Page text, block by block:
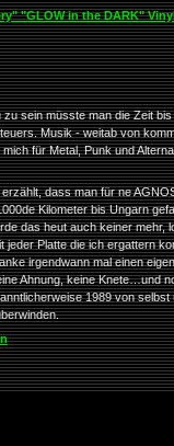
"GLOW in the DARK"
sein müsste man die Zeit
Musik - weitab von
für Metal, Punk und
dass man für ne
Kilometer bis Ungarn
das heut auch keiner mehr,
Platte die ich ergattern
irgendwann mal einen
Ahnung, keine Knete…und
1989 von selbst